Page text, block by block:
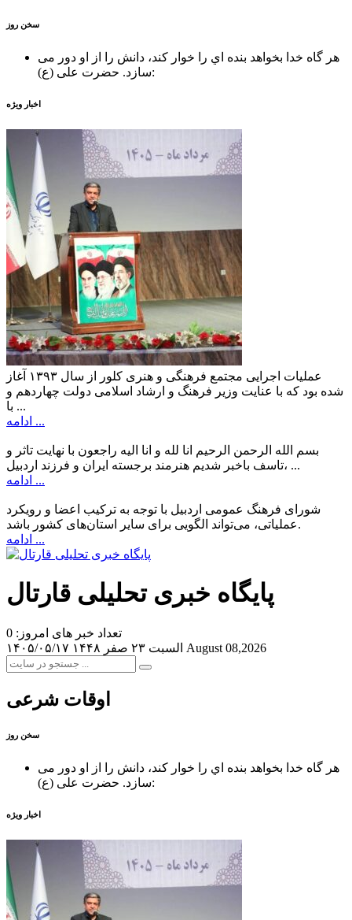
سخن روز
هر گاه خدا بخواهد بنده اي را خوار كند، دانش را از او دور می
سازد.حضرت علی (ع):
اخبار ویژه
عملیات اجرایی مجتمع فرهنگی و هنری کلور از سال ۱۳۹۳ آغاز
شده بود که با عنایت وزیر فرهنگ و ارشاد اسلامی دولت چهاردهم و
با ...
ادامه ...
بسم الله الرحمن الرحیم انا لله و انا الیه راجعون با نهایت تاثر و
تاسف باخبر شدیم هنرمند برجسته ایران و فرزند اردبیل، ...
ادامه ...
شورای فرهنگ عمومی اردبیل با توجه به ترکیب اعضا و رویکرد
عملیاتی، می‌تواند الگویی برای سایر استان‌های کشور باشد.
ادامه ...
پایگاه خبری تحلیلی قارتال
تعداد خبر های امروز: 0
۱۴۰۵/۰۵/۱۷
السبت ۲۳ صفر ۱۴۴۸ August 08,2026
اوقات شرعی
سخن روز
هر گاه خدا بخواهد بنده اي را خوار كند، دانش را از او دور می
سازد.حضرت علی (ع):
اخبار ویژه